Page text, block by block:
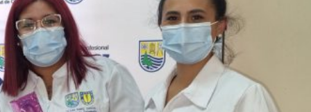
Reportajes
Columnas
Música Clásica
Especiales